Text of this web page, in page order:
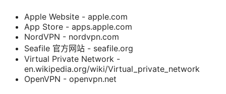
Apple Website - apple.com
App Store - apps.apple.com
NordVPN - nordvpn.com
Seafile 官方网站 - seafile.org
Virtual Private Network -
en.wikipedia.org/wiki/Virtual_private_network
OpenVPN - openvpn.net